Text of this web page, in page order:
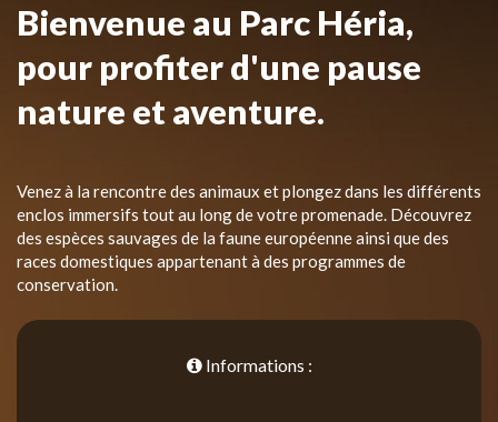
Bienvenue au Parc Héria,
pour profiter d'une pause
nature et aventure.
Venez à la rencontre des animaux et plongez dans les différents
enclos immersifs tout au long de votre promenade. Découvrez
des espèces sauvages de la faune européenne ainsi que des
races domestiques appartenant à des programmes de
conservation.
Informations :